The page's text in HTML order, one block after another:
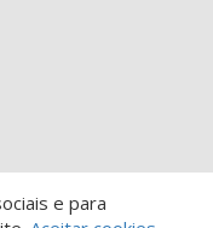
e para